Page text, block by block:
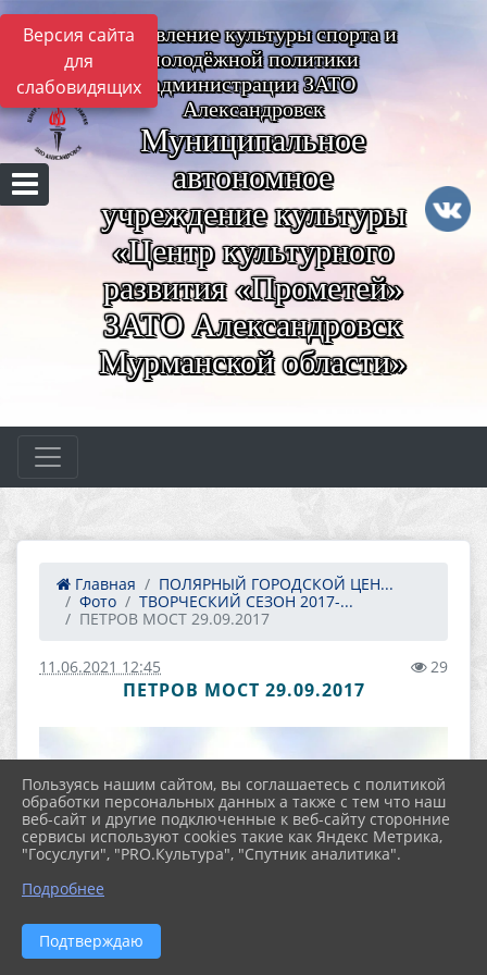
Версия сайта
для
слабовидящих
Управление культуры спорта и
молодёжной политики
администрации ЗАТО
Александровск
Муниципальное
автономное
учреждение культуры
«Центр культурного
развития «Прометей»
ЗАТО Александровск
Мурманской области»
Главная
ПОЛЯРНЫЙ ГОРОДСКОЙ ЦЕН...
Фото
ТВОРЧЕСКИЙ СЕЗОН 2017-...
ПЕТРОВ МОСТ 29.09.2017
11.06.2021 12:45 29
ПЕТРОВ МОСТ 29.09.2017
Пользуясь нашим сайтом, вы соглашаетесь с политикой
обработки персональных данных а также с тем что наш
веб-сайт и другие подключенные к веб-сайту сторонние
сервисы используют cookies такие как Яндекс Метрика,
"Госуслуги", "PRO.Культура", "Спутник аналитика".
Подробнее
Подтверждаю